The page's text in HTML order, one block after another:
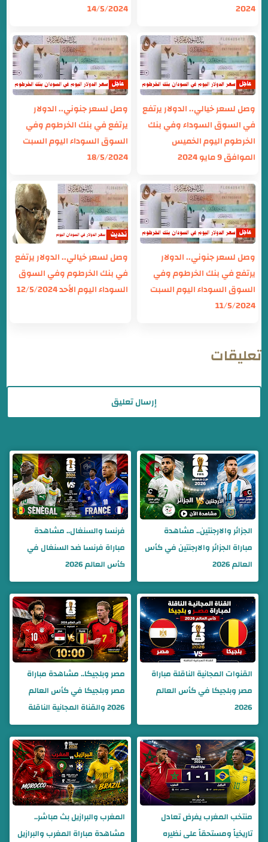
2024
14/5/2024
وصل لسعر خيالي.. الدولار يرتفع
في السوق السوداء وفي بنك
الخرطوم اليوم الخميس
الموافق 9 مايو 2024
وصل لسعر جنوني.. الدولار
يرتفع في بنك الخرطوم وفي
السوق السوداء اليوم السبت
18/5/2024
وصل لسعر جنوني.. الدولار
يرتفع في بنك الخرطوم وفي
السوق السوداء اليوم السبت
11/5/2024
وصل لسعر خيالي.. الدولار يرتفع
في بنك الخرطوم وفي السوق
السوداء اليوم الأحد 12/5/2024
تعليقات
إرسال تعليق
الجزائر والارجنتين.. مشاهدة
مباراة الجزائر والارجنتين في كأس
العالم 2026
فرنسا والسنغال.. مشاهدة
مباراة فرنسا ضد السنغال في
كأس العالم 2026
القنوات المجانية الناقلة مباراة
مصر وبلجيكا في كأس العالم
2026
مصر وبلجيكا.. مشاهدة مباراة
مصر وبلجيكا في كأس العالم
2026 والقناة المجانية الناقلة
منتخب المغرب يفرض تعادل
تاريخياً ومستحقاً على نظيره
المغرب والبرازيل بث مباشر..
مشاهدة مباراة المغرب والبرازيل